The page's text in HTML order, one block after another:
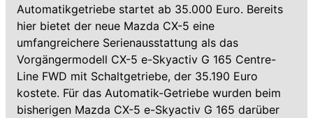
Automatikgetriebe startet ab 35.000 Euro. Bereits
hier bietet der neue Mazda CX-5 eine
umfangreichere Serienausstattung als das
Vorgängermodell CX-5 e-Skyactiv G 165 Centre-
Line FWD mit Schaltgetriebe, der 35.190 Euro
kostete. Für das Automatik-Getriebe wurden beim
bisherigen Mazda CX-5 e-Skyactiv G 165 darüber